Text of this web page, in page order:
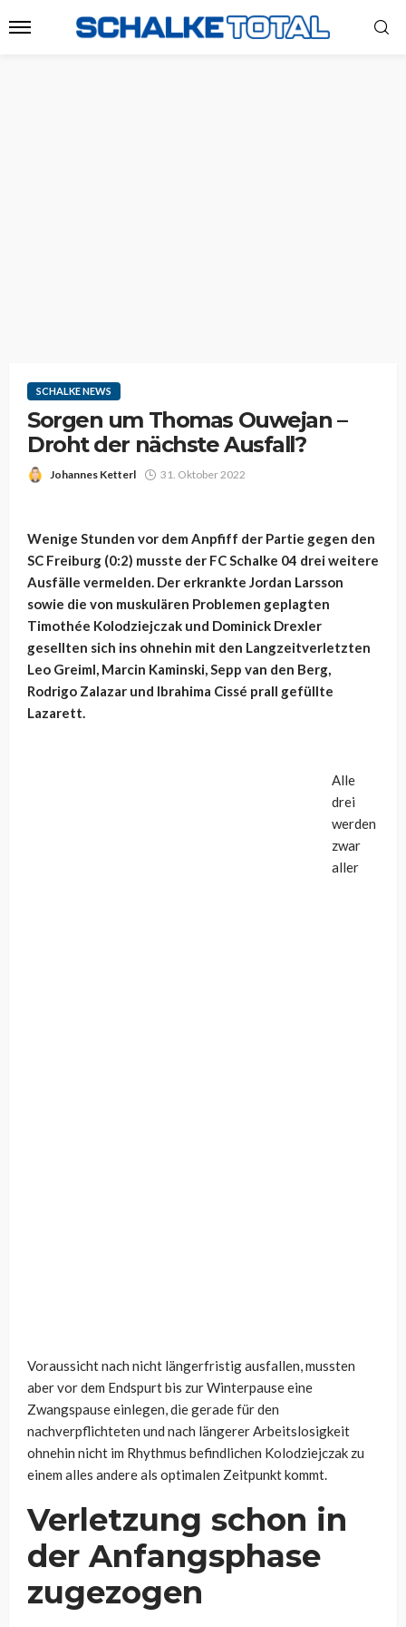
SCHALKE NEWS
Sorgen um Thomas Ouwejan –
Droht der nächste Ausfall?
Johannes Ketterl 31. Oktober 2022
Wenige Stunden vor dem Anpfiff der Partie gegen den
SC Freiburg (0:2) musste der FC Schalke 04 drei weitere
Ausfälle vermelden. Der erkrankte Jordan Larsson
sowie die von muskulären Problemen geplagten
Timothée Kolodziejczak und Dominick Drexler
gesellten sich ins ohnehin mit den Langzeitverletzten
Leo Greiml, Marcin Kaminski, Sepp van den Berg,
Rodrigo Zalazar und Ibrahima Cissé prall gefüllte
Lazarett.
Alle
drei
werden
zwar
aller
Voraussicht nach nicht längerfristig ausfallen, mussten
aber vor dem Endspurt bis zur Winterpause eine
Zwangspause einlegen, die gerade für den
nachverpflichteten und nach längerer Arbeitslosigkeit
ohnehin nicht im Rhythmus befindlichen Kolodziejczak zu
einem alles andere als optimalen Zeitpunkt kommt.
Verletzung schon in
der Anfangsphase
zugezogen